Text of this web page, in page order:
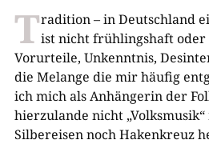
Tradition – in Deutschland
ist nicht frühlingshaft oder
Vorurteile, Unkenntnis,
die Melange die mir häufig
ich mich als Anhängerin der
hierzulande nicht
Silbereisen noch Hakenkreuz